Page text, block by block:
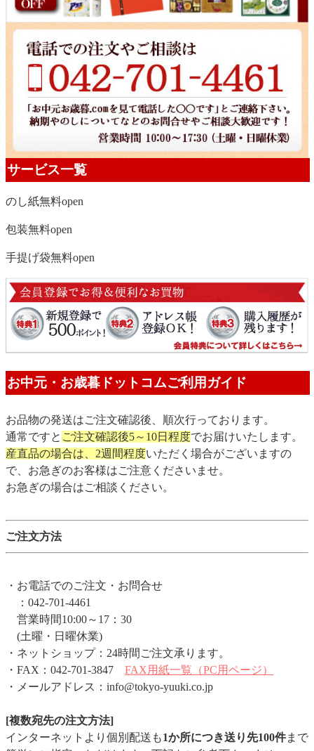
サービス一覧
のし紙無料open
包装無料open
手提げ袋無料open
お中元・お歳暮ドットコムご利用ガイド
お品物の発送はご注文確認後、順次行っております。
通常ですと ご注文確認後5～10日程度でお届けいたします。
産直品の場合は、2週間程度いただく場合がございますの
で、お急ぎのお客様はご注意くださいませ。
お急ぎの場合はご相談ください。
ご注文方法
・お電話でのご注文・お問合せ
：042-701-4461
営業時間10:00～17：30
(土曜・日曜休業)
・ネットショップ：24時間ご注文承ります。
・FAX：042-701-3847 FAX用紙一覧（PC用ページ）
・メールアドレス：info@tokyo-yuuki.co.jp
[複数宛先の注文方法]
インターネットより個別配送も1か所につき送り先100件まで